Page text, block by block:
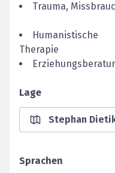
Trauma,
Humanistische
Therapie
Lage
Stephan
Sprachen